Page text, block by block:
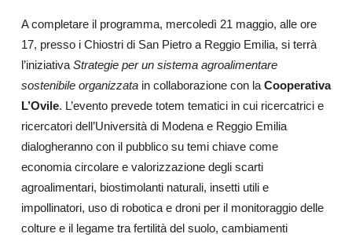
A completare il programma, mercoledì 21 maggio, alle ore
17, presso i Chiostri di San Pietro a Reggio Emilia, si terrà
l’iniziativa Strategie per un sistema agroalimentare
sostenibile organizzatain collaborazione con la Cooperativa
L’Ovile. L’evento prevede totem tematici in cui ricercatrici e
ricercatori dell’Università di Modena e Reggio Emilia
dialogheranno con il pubblico su temi chiave come
economia circolare e valorizzazione degli scarti
agroalimentari, biostimolanti naturali, insetti utili e
impollinatori, uso di robotica e droni per il monitoraggio delle
colture e il legame tra fertilità del suolo, cambiamenti